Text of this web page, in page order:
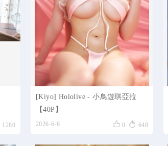
1280
[Kiyo] Hololive - 小鳥遊琪亞拉
【40P】
2026-6-6  0  648